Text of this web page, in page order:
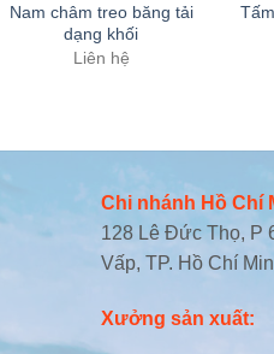
Nam châm treo băng tải
dạng khối
Liên hệ
Chi nhánh Hồ Chí
128 Lê Đức Thọ, P
Vấp, TP. Hồ Chí
Xưởng sản xuất: